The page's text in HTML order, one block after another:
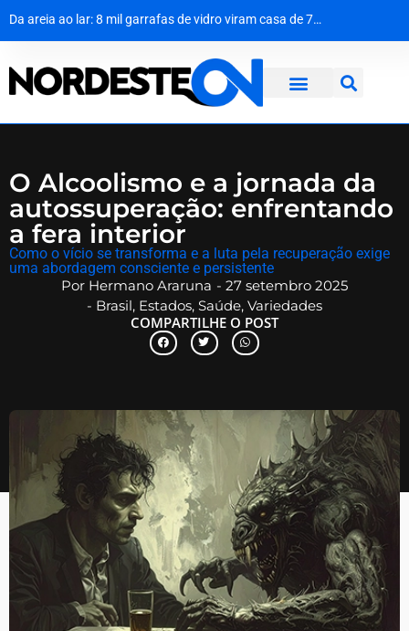
Da areia ao lar: 8 mil garrafas de vidro viram casa de 70 m² em Pernambuco
O nerd de barba branca que preferia Homero ao poder Menos status, mais patrimônio: o economista que trocou o luxo por um Uno 94Seu próximo celular roubado pode mandar uma mensagem de volta
O Alcoolismo e a jornada da
autossuperação: enfrentando
a fera interior
Como o vício se transforma e a luta pela recuperação exige
uma abordagem consciente e persistente
Por Hermano Araruna - 27 setembro 2025
- Brasil, Estados, Saúde, Variedades
COMPARTILHE O POST